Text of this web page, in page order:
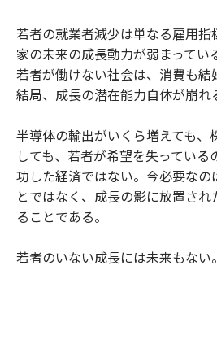
若者の就業者減少は単なる雇用
家の未来の成長動力が弱まってい
若者が働けない社会は、消費も結
結局、成長の潜在能力自体が崩れ
半導体の輸出がいくら増えても、
しても、若者が希望を失ってい
功した経済ではない。今必要なの
とではなく、成長の影に放置さ
ることである。
若者のいない成長には未来もない。